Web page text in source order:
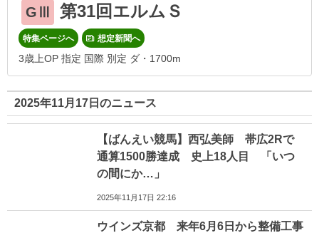
GⅢ 第31回エルムＳ
特集ページへ 想定新聞へ
3歳上OP 指定 国際 別定 ダ・1700m
2025年11月17日のニュース
【ばんえい競馬】西弘美師 帯広2Rで
通算1500勝達成 史上18人目 「いつ
の間にか…」
2025年11月17日 22:16
ウインズ京都 来年6月6日から整備工事